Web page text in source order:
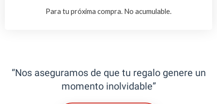
Para tu próxima compra. No acumulable.
“Nos aseguramos de que tu regalo genere un
momento inolvidable”